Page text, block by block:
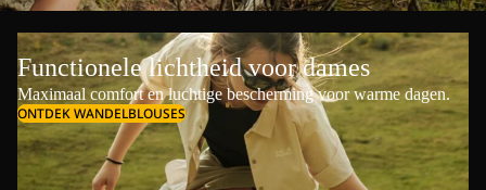
Functionele lichtheid voor dames
Maximaal comfort en luchtige bescherming voor warme dagen.
ONTDEK WANDELBLOUSES